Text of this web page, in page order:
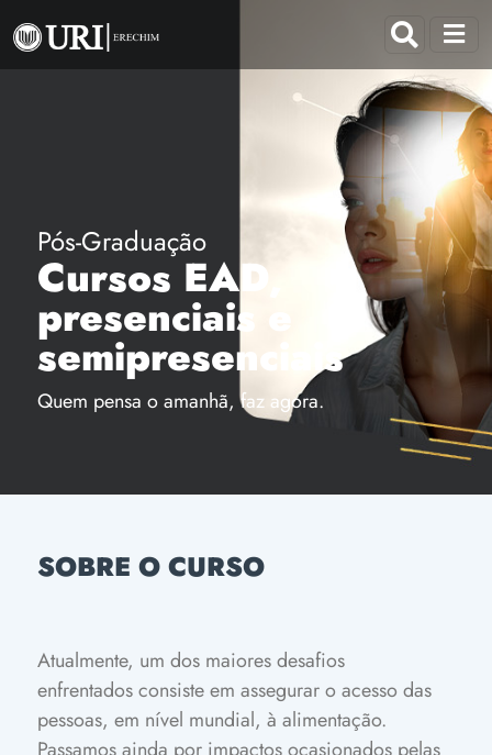
Pós-Graduação
Cursos EAD,
presenciais e
semipresenciais
Quem pensa o amanhã, faz agora.
SOBRE O CURSO
Atualmente, um dos maiores desafios
enfrentados consiste em assegurar o acesso das
pessoas, em nível mundial, à alimentação.